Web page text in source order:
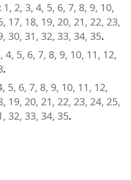
1, 2, 3, 4, 5, 6, 7, 8, 9, 10,
17, 18, 19, 20, 21, 22, 23,
30, 31, 32, 33, 34, 35.
4, 5, 6, 7, 8, 9, 10, 11, 12,
.
5, 6, 7, 8, 9, 10, 11, 12,
19, 20, 21, 22, 23, 24, 25,
32, 33, 34, 35.